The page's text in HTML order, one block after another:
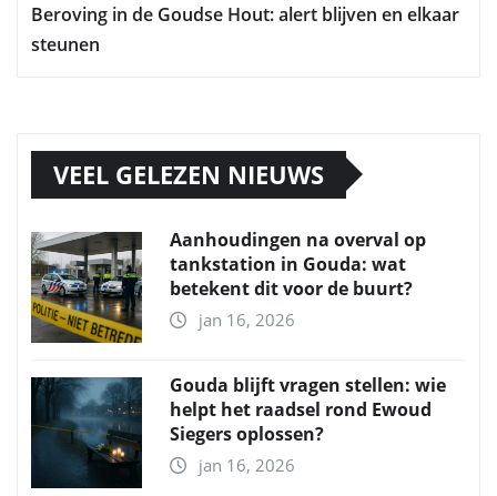
Beroving in de Goudse Hout: alert blijven en elkaar
steunen
VEEL GELEZEN NIEUWS
Aanhoudingen na overval op
tankstation in Gouda: wat
betekent dit voor de buurt?
jan 16, 2026
Gouda blijft vragen stellen: wie
helpt het raadsel rond Ewoud
Siegers oplossen?
jan 16, 2026